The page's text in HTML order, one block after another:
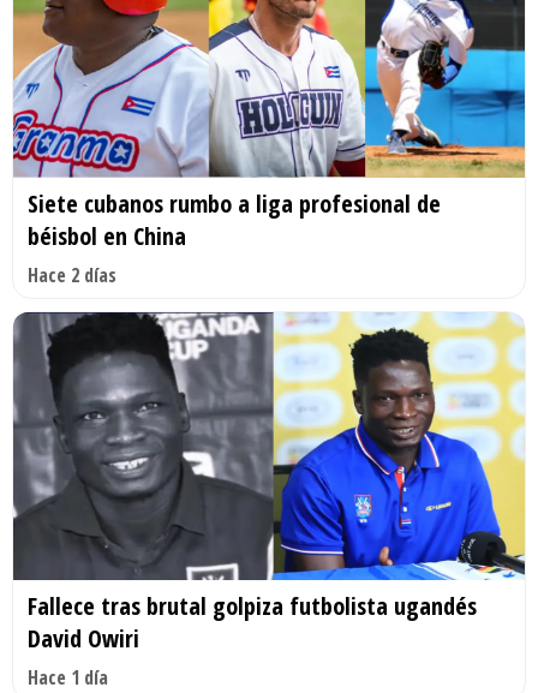
Siete cubanos rumbo a liga profesional de
béisbol en China
Hace 2 días
Fallece tras brutal golpiza futbolista ugandés
David Owiri
Hace 1 día